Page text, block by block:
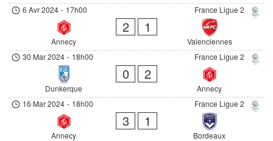
France Ligue 2
6 Avr 2024 - 17h00
Annecy
2 1
Valenciennes
France Ligue 2
30 Mar 2024 - 18h00
Dunkerque
0 2
Annecy
France Ligue 2
16 Mar 2024 - 18h00
Annecy
3 1
Bordeaux